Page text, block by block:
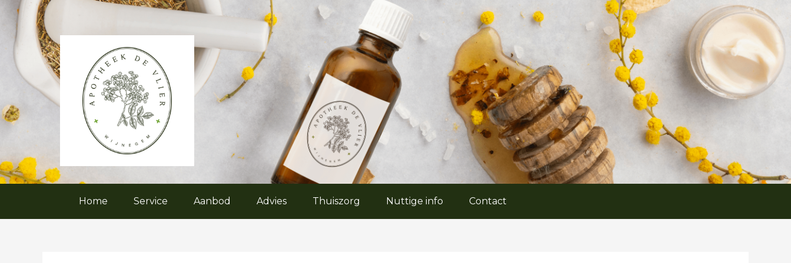
content
Home Service Aanbod Advies Thuiszorg Nuttige info Contact